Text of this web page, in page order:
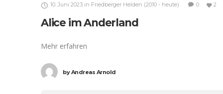
10. Juni 2023 in Friedberger Helden (2010 - heute) 0 2
Alice im Anderland
Mehr erfahren
byAndreas Arnold